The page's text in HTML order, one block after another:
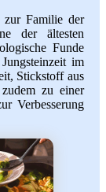
zur Familie der
der ältesten
Funde
im
Stickstoff aus
zu einer
Verbesserung